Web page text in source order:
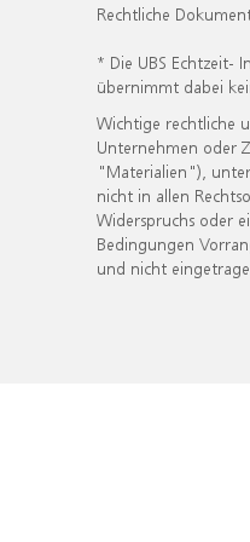
Rechtliche
* Die UBS Echtzeit-
übernimmt dabei
Wichtige rechtliche
Unternehmen oder
"Materialien"),
nicht in allen
Widerspruchs oder
Bedingungen
und nicht